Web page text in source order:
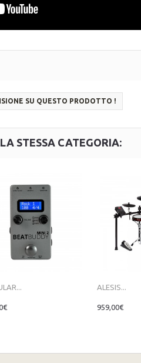
SU QUESTO PRODOTTO !
STESSA CATEGORIA:
ALESIS...
959,00€